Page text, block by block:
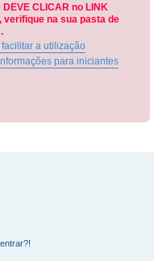
CLICAR no LINK
verifique na sua pasta de
a utilização
para iniciantes